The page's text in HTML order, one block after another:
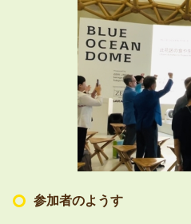
参加者のようす